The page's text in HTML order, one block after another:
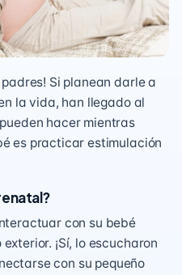
Si planean darle a
la vida, han llegado al
hacer mientras
es practicar estimulación
con su bebé
¡Sí, lo escucharon
con su pequeño